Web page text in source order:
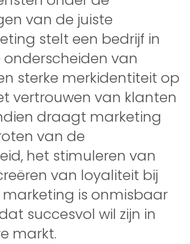
van de juiste
stelt een bedrijf in
van
sterke merkidentiteit op
vertrouwen van klanten
draagt marketing
van de
het stimuleren van
van loyaliteit bij
marketing is onmisbaar
succesvol wil zijn in
markt.